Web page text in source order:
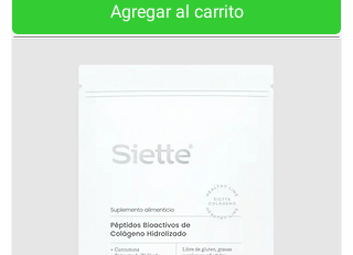
Agregar al carrito